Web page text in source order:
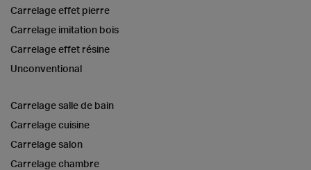
Carrelage effet pierre
Carrelage imitation bois
Carrelage effet résine
Unconventional
Carrelage salle de bain
Carrelage cuisine
Carrelage salon
Carrelage chambre